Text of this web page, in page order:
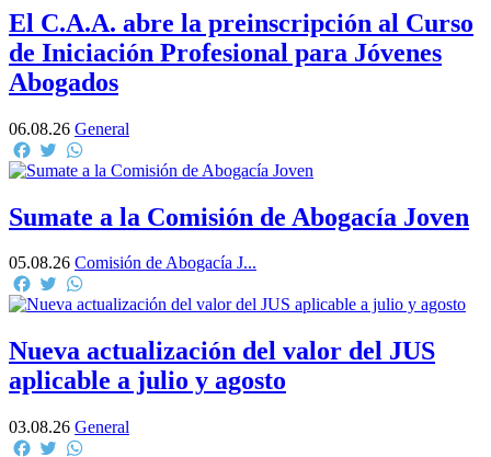
El C.A.A. abre la preinscripción al Curso
de Iniciación Profesional para Jóvenes
Abogados
06.08.26 General
Facebook
Twitter
Sumate a la Comisión de Abogacía Joven
05.08.26 Comisión de Abogacía J...
Facebook
Twitter
Nueva actualización del valor del JUS
aplicable a julio y agosto
03.08.26 General
Facebook
Twitter